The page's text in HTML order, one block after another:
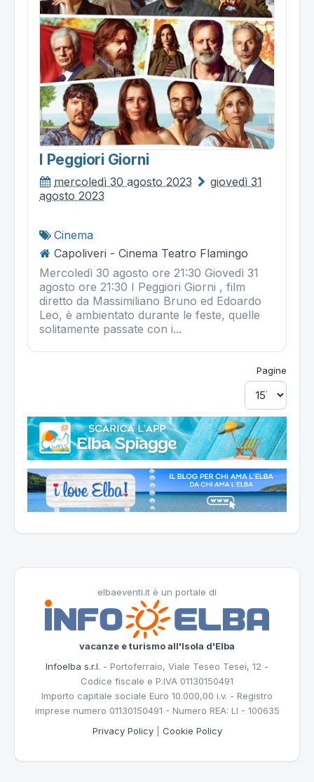
I Peggiori Giorni
mercoledì 30 agosto 2023
giovedì 31
agosto 2023
Cinema
Capoliveri - Cinema Teatro Flamingo
Mercoledì 30 agosto ore 21:30 Giovedì 31
agosto ore 21:30 I Peggiori Giorni , film
diretto da Massimiliano Bruno ed Edoardo
Leo, è ambientato durante le feste, quelle
solitamente passate con i...
Pagine
elbaeventi.it è un portale di
vacanze e turismo all'Isola d'Elba
Infoelba s.r.l. - Portoferraio, Viale Teseo Tesei, 12 -
Codice fiscale e P.IVA 01130150491
Importo capitale sociale Euro 10.000,00 i.v. - Registro
imprese numero 01130150491 - Numero REA: LI - 100635
Privacy Policy| Cookie Policy